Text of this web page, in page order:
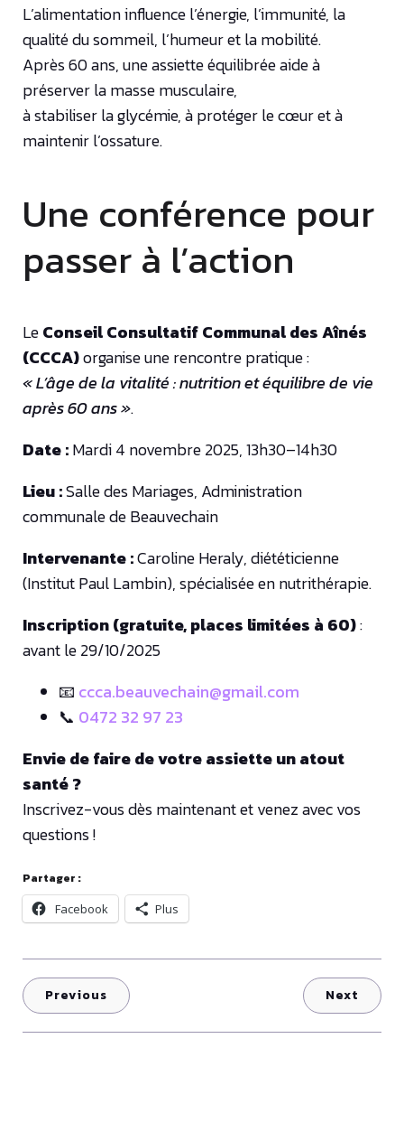
L’alimentation influence l’énergie, l’immunité, la
qualité du sommeil, l’humeur et la mobilité.
Après 60 ans, une assiette équilibrée aide à
préserver la masse musculaire,
à stabiliser la glycémie, à protéger le cœur et à
maintenir l’ossature.
Une conférence pour
passer à l’action
LeConseil Consultatif Communal des Aînés
(CCCA)organise une rencontre pratique :
« L’âge de la vitalité : nutrition et équilibre de vie
après 60 ans ».
Date :Mardi 4 novembre 2025, 13h30–14h30
Lieu :Salle des Mariages, Administration
communale de Beauvechain
Intervenante :Caroline Heraly, diététicienne
(Institut Paul Lambin), spécialisée en nutrithérapie.
Inscription (gratuite, places limitées à 60):
avant le 29/10/2025
📧 ccca.beauvechain@gmail.com
📞 0472 32 97 23
Envie de faire de votre assiette un atout
santé ?
Inscrivez-vous dès maintenant et venez avec vos
questions !
Partager :
Facebook
Plus
Previous Next